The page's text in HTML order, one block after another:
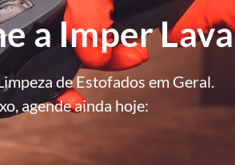
a Imper Lava
de Estofados em Geral.
agende ainda hoje: